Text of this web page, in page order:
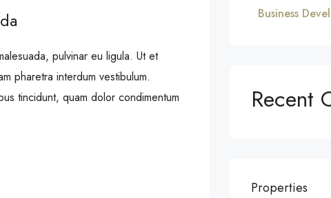
pulvinar eu ligula. Ut et
pharetra interdum vestibulum.
tincidunt, quam dolor condimentum
Business
Recent
Properties